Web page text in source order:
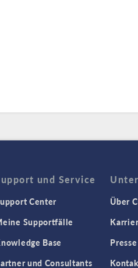
und Service
Center
Supportfälle
Base
und Consultants
Über
Presse